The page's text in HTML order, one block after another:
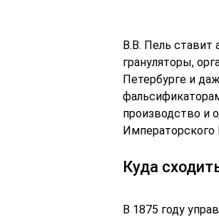
В.В. Пель ставит
грануляторы,
Петербурге и
производство и
Императорского
Куда
В 1875 году